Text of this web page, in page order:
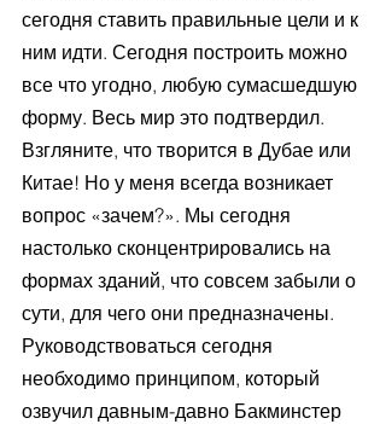
сегодня ставить правильные цели и к
ним идти. Сегодня построить можно
все что угодно, любую сумасшедшую
форму. Весь мир это подтвердил.
Взгляните, что творится в Дубае или
Китае! Но у меня всегда возникает
вопрос «зачем?». Мы сегодня
настолько сконцентрировались на
формах зданий, что совсем забыли о
сути, для чего они предназначены.
Руководствоваться сегодня
необходимо принципом, который
озвучил давным-давно Бакминстер